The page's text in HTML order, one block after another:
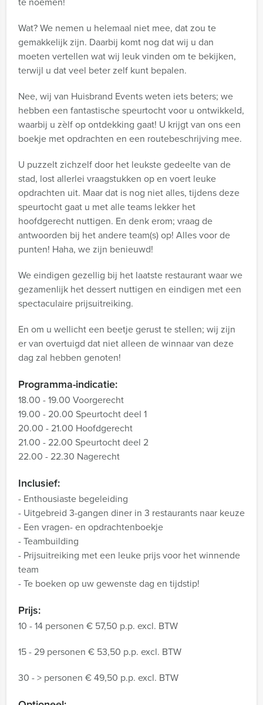
Wat? We nemen u helemaal niet mee, dat zou te
gemakkelijk zijn. Daarbij komt nog dat wij u dan
moeten vertellen wat wij leuk vinden om te bekijken,
terwijl u dat veel beter zelf kunt bepalen.
Nee, wij van Huisbrand Events weten iets beters; we
hebben een fantastische speurtocht voor u ontwikkeld,
waarbij u zèlf op ontdekking gaat! U krijgt van ons een
boekje met opdrachten en een routebeschrijving mee.
U puzzelt zichzelf door het leukste gedeelte van de
stad, lost allerlei vraagstukken op en voert leuke
opdrachten uit. Maar dat is nog niet alles, tijdens deze
speurtocht gaat u met alle teams lekker het
hoofdgerecht nuttigen. En denk erom; vraag de
antwoorden bij het andere team(s) op! Alles voor de
punten! Haha, we zijn benieuwd!
We eindigen gezellig bij het laatste restaurant waar we
gezamenlijk het dessert nuttigen en eindigen met een
spectaculaire prijsuitreiking.
En om u wellicht een beetje gerust te stellen; wij zijn
er van overtuigd dat niet alleen de winnaar van deze
dag zal hebben genoten!
Programma-indicatie:
18.00 - 19.00 Voorgerecht
19.00 - 20.00 Speurtocht deel 1
20.00 - 21.00 Hoofdgerecht
21.00 - 22.00 Speurtocht deel 2
22.00 - 22.30 Nagerecht
Inclusief:
- Enthousiaste begeleiding
- Uitgebreid 3-gangen diner in 3 restaurants naar keuze
- Een vragen- en opdrachtenboekje
- Teambuilding
- Prijsuitreiking met een leuke prijs voor het winnende
team
- Te boeken op uw gewenste dag en tijdstip!
Prijs:
10 - 14 personen € 57,50 p.p. excl. BTW
15 - 29 personen € 53,50 p.p. excl. BTW
30 - > personen € 49,50 p.p. excl. BTW